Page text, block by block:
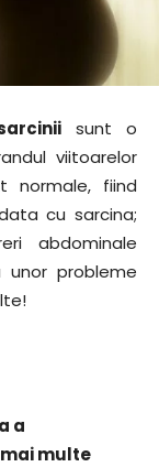
sunt o
viitoarelor
normale, fiind
cu sarcina;
abdominale
probleme
a
multe